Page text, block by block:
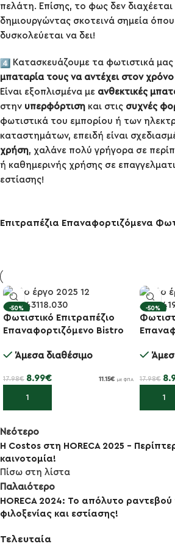
πελάτη. Επίσης, το φως δεν
δημιουργώντας σκοτεινά σημεία
δυσκολεύεται να δει!
Κατασκευάζουμε τα φωτιστικά μας
μπαταρία τους να αντέχει στον
Είναι εξοπλισμένα με ανθεκτικές
στην υπερφόρτιση και στις συχνές
φωτιστικά του εμπορίου ή των
καταστημάτων, επειδή είναι
χρήση, χαλάνε πολύ γρήγορα σε
ή καθημερινής χρήσης σε
εστίασης!
Επιτραπέζια Επαναφορτιζόμενα
-50%
Φωτιστικό Επιτραπέζιο
Επαναφορτιζόμενο Bistro
Άμεσα διαθέσιμο
17.98€ 8.99€ 11.15€ με ΦΠΑ
Προσθήκη στο καλάθι
-50%
17.98€
Νεότερο
Η Costos στη HORECA 2025 –
καινοτομία!
Πίσω στη λίστα
Παλαιότερο
HORECA 2024: Το απόλυτο ραντεβού
φιλοξενίας και εστίασης!
Τελευταία